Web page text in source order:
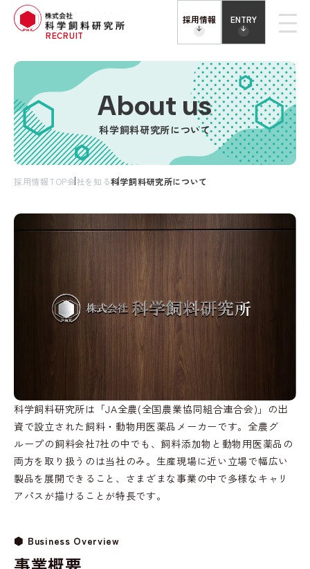
RECRUIT
採用情報 ENTRY
About us
科学飼料研究所について
採用情報TOP会社を知る科学飼料研究所について
科学飼料研究所は「JA全農(全国農業協同組合連合会)」の出
資で設立された飼料・動物用医薬品メーカーです。全農グ
ループの飼料会社7社の中でも、飼料添加物と動物用医薬品の
両方を取り扱うのは当社のみ。生産現場に近い立場で幅広い
製品を展開できること、さまざまな事業の中で多様なキャリ
アパスが描けることが特長です。
Business Overview